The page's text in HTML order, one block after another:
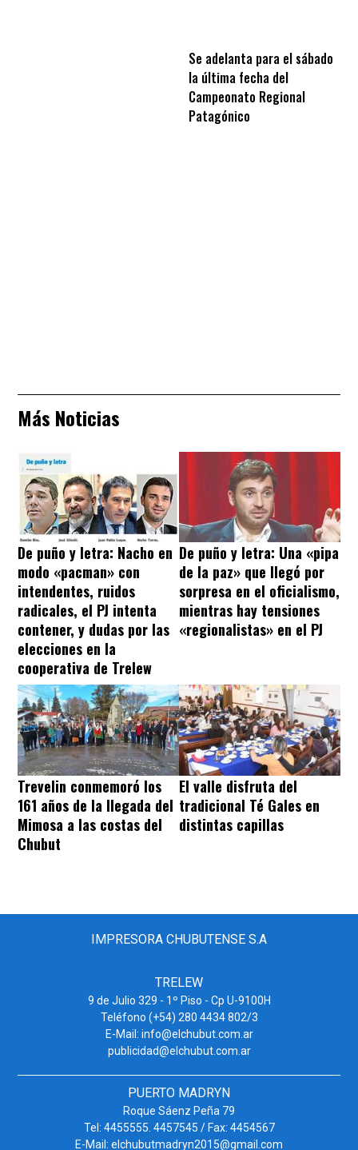
Se adelanta para el sábado
la última fecha del
Campeonato Regional
Patagónico
Más Noticias
De puño y letra: Nacho en
modo «pacman» con
intendentes, ruidos
radicales, el PJ intenta
contener, y dudas por las
elecciones en la
cooperativa de Trelew
De puño y letra: Una «pipa
de la paz» que llegó por
sorpresa en el oficialismo,
mientras hay tensiones
«regionalistas» en el PJ
Trevelin conmemoró los
161 años de la llegada del
Mimosa a las costas del
Chubut
El valle disfruta del
tradicional Té Gales en
distintas capillas
IMPRESORA CHUBUTENSE S.A
TRELEW
9 de Julio 329 - 1º Piso - Cp U-9100H
Teléfono (+54) 280 4434 802/3
E-Mail: info@elchubut.com.ar
publicidad@elchubut.com.ar
PUERTO MADRYN
Roque Sáenz Peña 79
Tel: 4455555. 4457545 / Fax: 4454567
E-Mail: elchubutmadryn2015@gmail.com